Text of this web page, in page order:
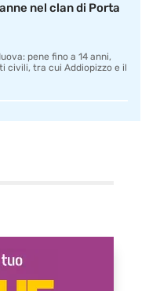
nel clan di Porta
pene fino a 14 anni,
civili, tra cui Addiopizzo e il